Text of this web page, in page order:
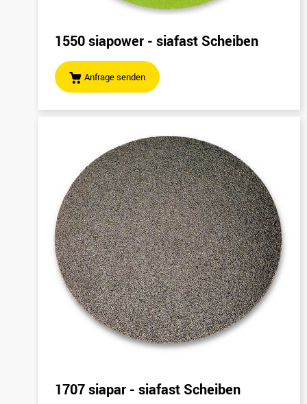
1550 siapower - siafast Scheiben
Anfrage senden
1707 siapar - siafast Scheiben